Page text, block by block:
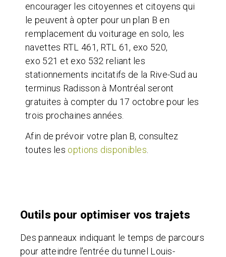
encourager les citoyennes et citoyens qui
le peuvent à opter pour un plan B en
remplacement du voiturage en solo, les
navettes RTL 461, RTL 61, exo 520,
exo 521 et exo 532 reliant les
stationnements incitatifs de la Rive-Sud au
terminus Radisson à Montréal seront
gratuites à compter du 17 octobre pour les
trois prochaines années.
Afin de prévoir votre plan B, consultez
toutes les options disponibles
Outils pour optimiser vos trajets
Des panneaux indiquant le temps de parcours
pour atteindre l’entrée du tunnel Louis-